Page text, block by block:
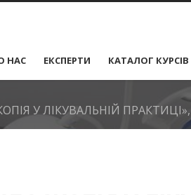
НАС ЕКСПЕРТИ КАТАЛОГ КУРСІВ
У ЛІКУВАЛЬНІЙ